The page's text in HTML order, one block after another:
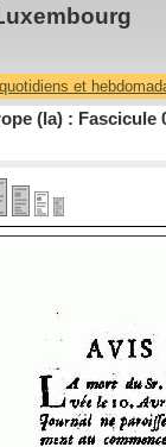
quotidiens et
(la) : Fascicule